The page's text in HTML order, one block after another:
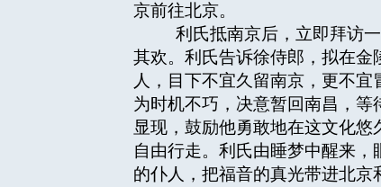
京前往北京。
利氏抵南京后，立即拜访
其欢。利氏告诉徐侍郎，拟在
人，目下不宜久留南京，更不
为时机不巧，决意暂回南昌，
显现，鼓励他勇敢地在这文化
自由行走。利氏由睡梦中醒来
的仆人，把福音的真光带进北京